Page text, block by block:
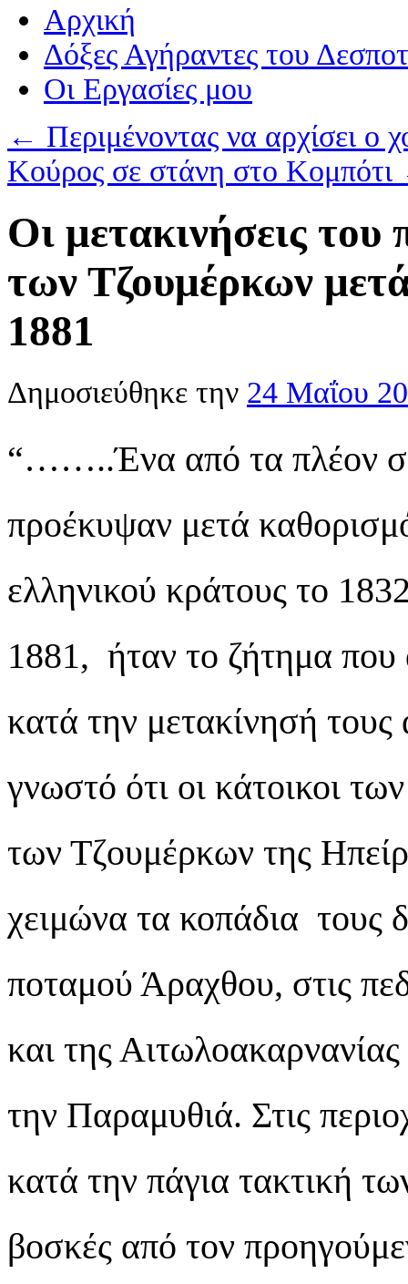
Αρχική
Δόξες Αγήραντες του
Οι Eργασίες μου
← Περιμένοντας να αρχίσει
Κούρος σε στάνη στο Κομπότι
Οι μετακινήσεις του
των Τζουμέρκων
1881
Δημοσιεύθηκε την 24 Μαΐου
“……..Ένα από τα πλέον
προέκυψαν μετά
ελληνικού κράτους το
1881, ήταν το ζήτημα που
κατά την μετακίνησή τους
γνωστό ότι οι κάτοικοι
των Τζουμέρκων της
χειμώνα τα κοπάδια τους
ποταμού Άραχθου, στις
και της
την Παραμυθιά. Στις
κατά την πάγια τακτική
βοσκές από τον